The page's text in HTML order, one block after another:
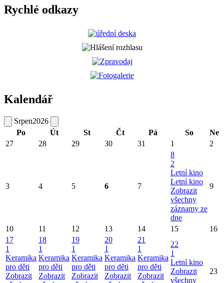
Rychlé odkazy
Kalendář
Srpen2026
Po
Út St Čt Pá So
Ne
27
28 29 30 31 1 2
3 4 5 6 7
8
2
Letní kino
Letní kino
Zobrazit
všechny
záznamy ze
dne
9
10 11 12 13 14 15
16
17
1
Keramika
pro děti
Zobrazit
18
1
Keramika
pro děti
Zobrazit
19
1
Keramika
pro děti
Zobrazit
20
1
Keramika
pro děti
Zobrazit
21
1
Keramika
pro děti
Zobrazit
22
1
Letní kino
Zobrazit
všechny
23